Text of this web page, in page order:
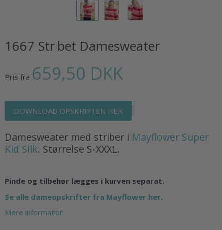
1667 Stribet Damesweater
Pris fra 659,50 DKK
DOWNLOAD OPSKRIFTEN HER
Damesweater med striber i Mayflower Super
Kid Silk. Størrelse S-XXXL.
Pinde og tilbehør lægges i kurven separat.
Se alle dameopskrifter fra Mayflower her.
Mere information